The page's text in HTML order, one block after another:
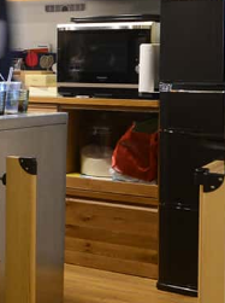
不動産エージェン
価格査定を依頼する
相場データを依頼する
読みもの
もの
売却成功のコ
買替え成功
不動産の売却
マンガで分か
ピッタリ売却
売却に関する
読みもの